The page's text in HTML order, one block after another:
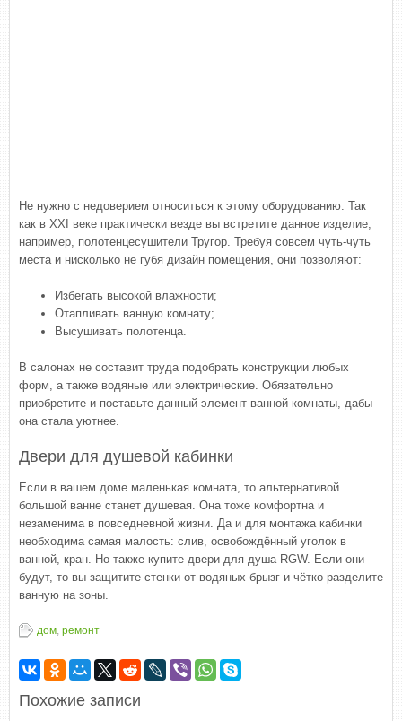
Не нужно с недоверием относиться к этому оборудованию. Так
как в XXI веке практически везде вы встретите данное изделие,
например, полотенцесушители Тругор. Требуя совсем чуть-чуть
места и нисколько не губя дизайн помещения, они позволяют:
Избегать высокой влажности;
Отапливать ванную комнату;
Высушивать полотенца.
В салонах не составит труда подобрать конструкции любых
форм, а также водяные или электрические. Обязательно
приобретите и поставьте данный элемент ванной комнаты, дабы
она стала уютнее.
Двери для душевой кабинки
Если в вашем доме маленькая комната, то альтернативой
большой ванне станет душевая. Она тоже комфортна и
незаменима в повседневной жизни. Да и для монтажа кабинки
необходима самая малость: слив, освобождённый уголок в
ванной, кран. Но также купите двери для душа RGW. Если они
будут, то вы защитите стенки от водяных брызг и чётко разделите
ванную на зоны.
дом, ремонт
Похожие записи